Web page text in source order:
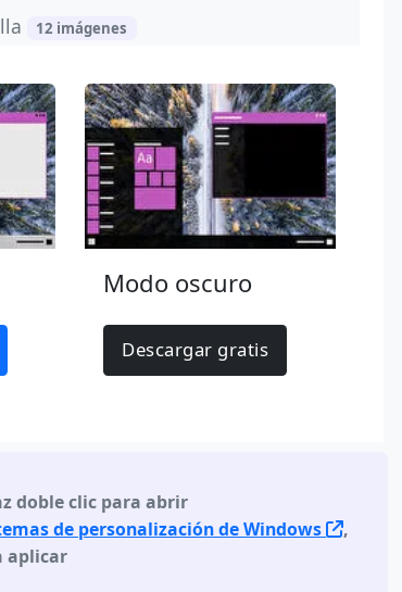
12 imágenes
Modo oscuro
Descargar gratis
doble clic para abrir
de personalización de Windows
,
aplicar